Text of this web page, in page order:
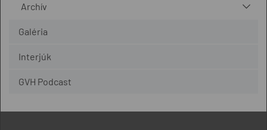
Archív
Galéria
Interjúk
GVH Podcast